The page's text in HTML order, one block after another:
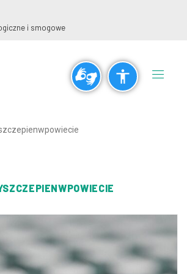
title
Powiększ
Czcionki
add_circle_outline
i smogowe